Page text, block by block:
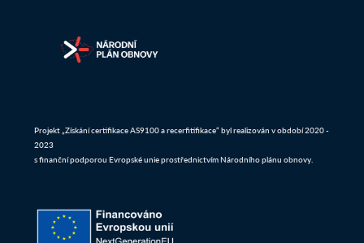
Projekt „Získání certifikace AS9100 a recerfitifikace“ byl realizován v období 2020 -
2023
s finanční podporou Evropské unie prostřednictvím Národního plánu obnovy.